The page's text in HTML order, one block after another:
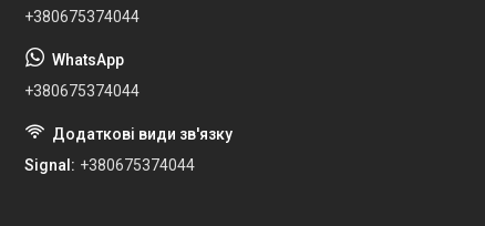
+380675374044
+380675374044
Signal +380675374044